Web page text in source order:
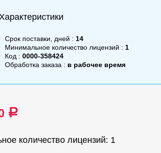
Характеристики
Срок поставки, дней : 14
Минимальное количество лицензий : 1
Код : 0000-358424
Обработка заказа : в рабочее время
a
количество лицензий: 1